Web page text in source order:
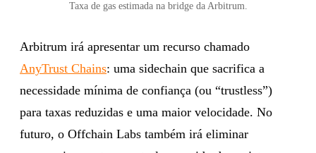
Taxa de gas estimada na bridge da Arbitrum.
Arbitrum irá apresentar um recurso chamado
AnyTrust Chains: uma sidechain que sacrifica a
necessidade mínima de confiança (ou “trustless”)
para taxas reduzidas e uma maior velocidade. No
futuro, o Offchain Labs também irá eliminar